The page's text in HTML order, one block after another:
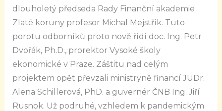
dlouholetý předseda Rady Finanční akademie
Zlaté koruny profesor Michal Mejstřík. Tuto
porotu odborníků proto nově řídí doc. Ing. Petr
Dvořák, Ph.D., prorektor Vysoké školy
ekonomické v Praze. Záštitu nad celým
projektem opět převzali ministryně financí JUDr.
Alena Schillerová, PhD. a guvernér ČNB Ing. Jiří
Rusnok. Už podruhé, vzhledem k pandemickým